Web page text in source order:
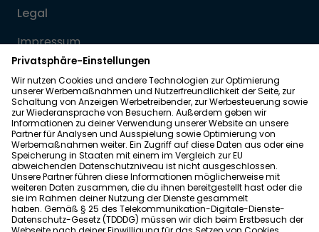
Legal
Impressum
Datenschutz
Allgemeine Geschäftsbedingungen
Barrierefreiheit